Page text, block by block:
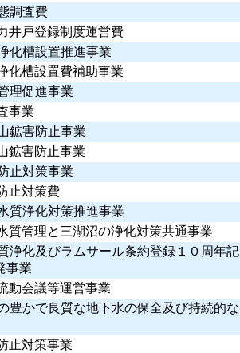
調査費
井戸登録制度運営費
化槽設置推進事業
化槽設置費補助事業
理促進事業
事業
鉱害防止事業
鉱害防止事業
止対策事業
止対策費
質浄化対策推進事業
質管理と三湖沼の浄化対策共通事業
浄化及びラムサール条約登録１０周年記
事業
動会議等運営事業
豊かで良質な地下水の保全及び持続的な
止対策事業